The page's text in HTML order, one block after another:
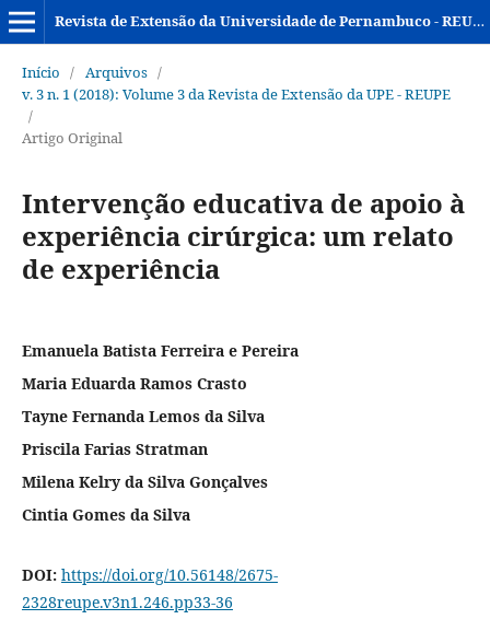
Revista de Extensão da Universidade de Pernambuco - REUPE
Início / Arquivos /
v. 3 n. 1 (2018): Volume 3 da Revista de Extensão da UPE - REUPE
/
Artigo Original
Intervenção educativa de apoio à
experiência cirúrgica: um relato
de experiência
Emanuela Batista Ferreira e Pereira
Maria Eduarda Ramos Crasto
Tayne Fernanda Lemos da Silva
Priscila Farias Stratman
Milena Kelry da Silva Gonçalves
Cintia Gomes da Silva
DOI: https://doi.org/10.56148/2675-
2328reupe.v3n1.246.pp33-36